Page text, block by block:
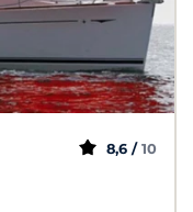
8,6 / 10